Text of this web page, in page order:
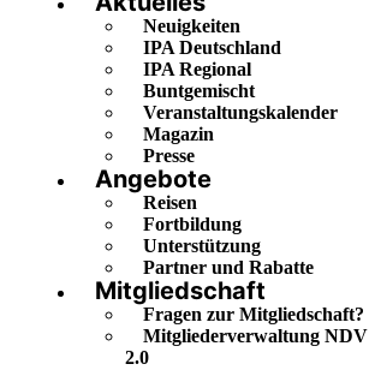
Neuigkeiten
IPA Deutschland
IPA Regional
Buntgemischt
Veranstaltungskalender
Magazin
Presse
Angebote
Reisen
Fortbildung
Unterstützung
Partner und Rabatte
Mitgliedschaft
Fragen zur Mitgliedschaft?
Mitgliederverwaltung NDV
2.0